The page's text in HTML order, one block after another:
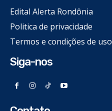
Edital Alerta Rondônia
Politica de privacidade
Termos e condições de uso
Siga-nos